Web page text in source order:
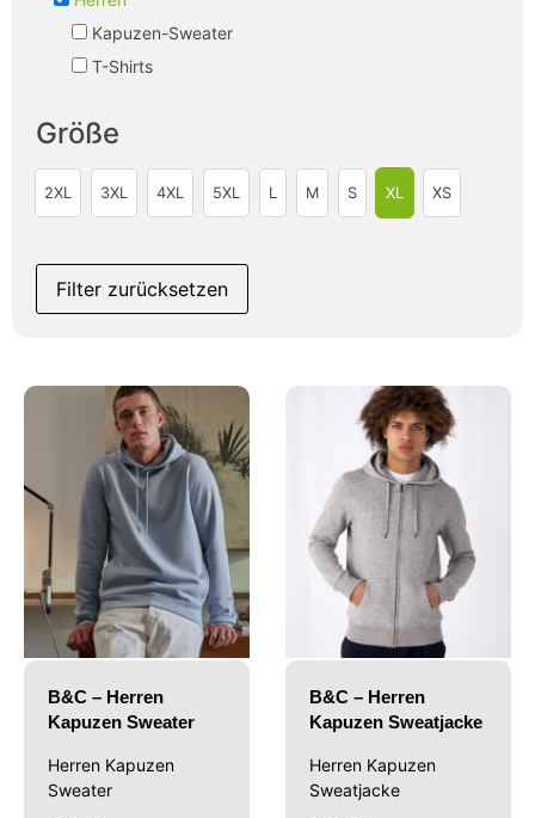
Kapuzen-Sweater
T-Shirts
Größe
2XL 3XL 4XL 5XL L M S XL XS
Filter zurücksetzen
B&C – Herren
Kapuzen Sweater
Herren Kapuzen
Sweater
B&C – Herren
Kapuzen Sweatjacke
Herren Kapuzen
Sweatjacke